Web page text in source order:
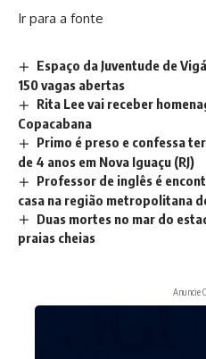
Ir para a fonte
Espaço da Juventude de
150 vagas abertas
Rita Lee vai receber
Copacabana
Primo é preso e confessa
de 4 anos em Nova Iguaçu (RJ)
Professor de inglês é
casa na região metropolitana
Duas mortes no mar do
praias cheias
Anuncie